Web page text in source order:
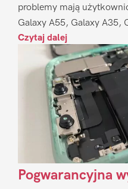
problemy mają
Galaxy A55, Galaxy A35,
Czytaj dalej
Pogwarancyjna